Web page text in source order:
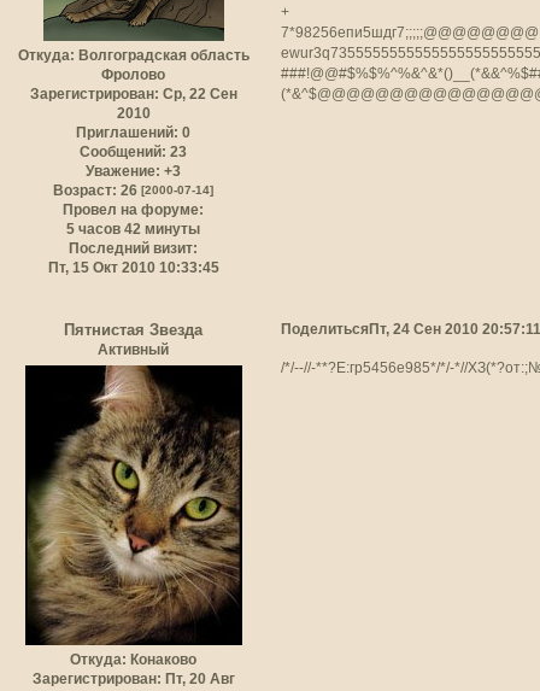
Откуда: Волгоградская область
Фролово
Зарегистрирован: Ср, 22 Сен
2010
Приглашений: 0
Сообщений: 23
Уважение: +3
Возраст: 26[2000-07-14]
Провел на форуме:
5 часов 42 минуты
Последний визит:
Пт, 15 Окт 2010 10:33:45
+
Поделиться Пт, 24 Сен 2010 20:57:11
Пятнистая Звезда
Активный
Откуда: Конаково
Зарегистрирован: Пт, 20 Авг
/*/--//-**?Е:гр5456е985*/*/-*//